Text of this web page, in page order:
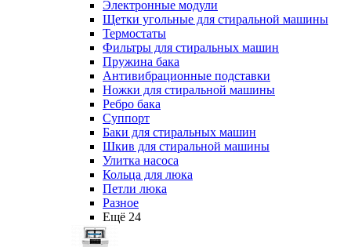
Электронные модули
Щетки угольные для стиральной машины
Термостаты
Фильтры для стиральных машин
Пружина бака
Антивибрационные подставки
Ножки для стиральной машины
Ребро бака
Суппорт
Баки для стиральных машин
Шкив для стиральной машины
Улитка насоса
Кольца для люка
Петли люка
Разное
Ещё 24